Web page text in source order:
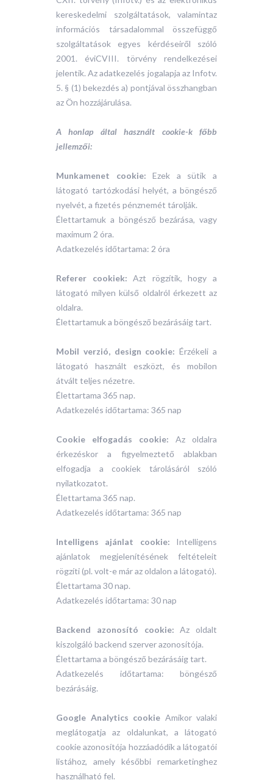
kereskedelmi szolgáltatások, valamintaz
információs társadalommal összefüggő
szolgáltatások egyes kérdéseiről szóló
2001. éviCVIII. törvény rendelkezései
jelentik. Az adatkezelés jogalapja az Infotv.
5. § (1) bekezdés a) pontjával összhangban
az Ön hozzájárulása.
A honlap által használt cookie-k főbb
jellemzői:
Munkamenet cookie:Ezek a sütik a
látogató tartózkodási helyét, a böngésző
nyelvét, a fizetés pénznemét tárolják.
Élettartamuk a böngésző bezárása, vagy
maximum 2 óra.
Adatkezelés időtartama: 2 óra
Referer cookiek:Azt rögzítik, hogy a
látogató milyen külső oldalról érkezett az
oldalra.
Élettartamuk a böngésző bezárásáig tart.
Mobil verzió, design cookie:Érzékeli a
látogató használt eszközt, és mobilon
átvált teljes nézetre.
Élettartama 365 nap.
Adatkezelés időtartama: 365 nap
Cookie elfogadás cookie: Az oldalra
érkezéskor a figyelmeztető ablakban
elfogadja a cookiek tárolásáról szóló
nyilatkozatot.
Élettartama 365 nap.
Adatkezelés időtartama: 365 nap
Intelligens ajánlat cookie: Intelligens
ajánlatok megjelenítésének feltételeit
rögzíti (pl. volt-e már az oldalon a látogató).
Élettartama 30 nap.
Adatkezelés időtartama: 30 nap
Backend azonosító cookie:Az oldalt
kiszolgáló backend szerver azonosítója.
Élettartama a böngésző bezárásáig tart.
Adatkezelés időtartama: böngésző
bezárásáig.
Google Analytics cookie Amikor valaki
meglátogatja az oldalunkat, a látogató
cookie azonosítója hozzáadódik a látogatói
listához, amely későbbi remarketinghez
használható fel.